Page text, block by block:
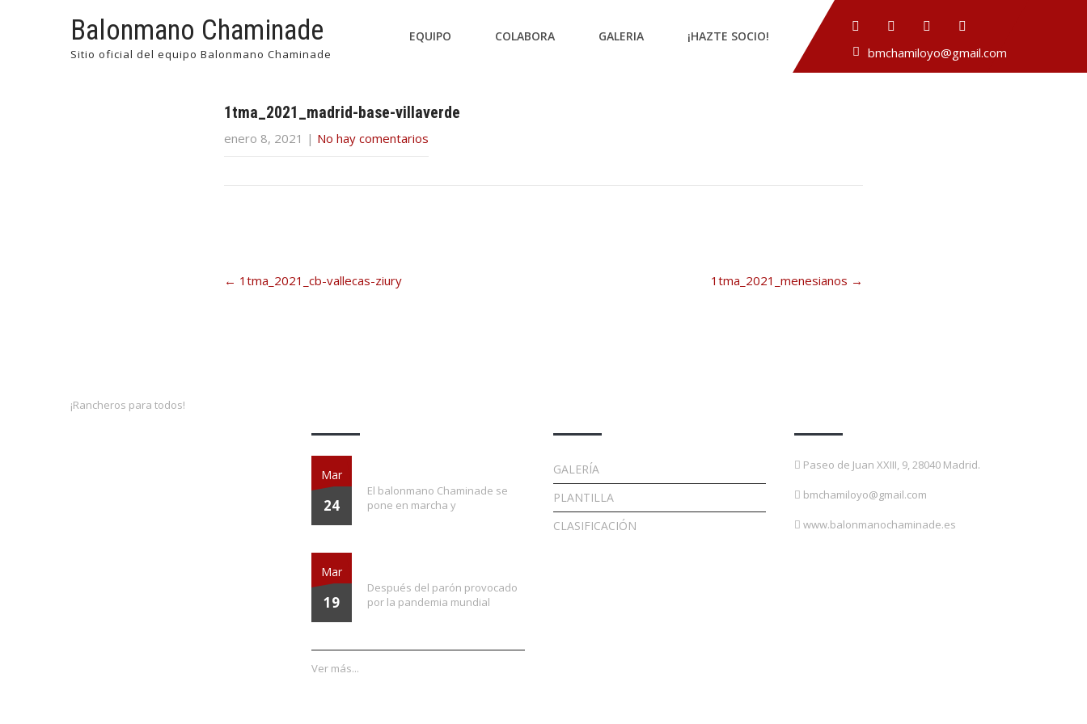
Balonmano Chaminade
Sitio oficial del equipo Balonmano Chaminade bmchamiloyo@gmail.com
EQUIPO COLABORA GALERIA ¡HAZTE SOCIO!
1tma_2021_madrid-base-villaverde
enero 8, 2021 | No hay comentarios
navigation
← 1tma_2021_cb-vallecas-ziury 1tma_2021_menesianos →
¡Rancheros para todos!
Mar
24
El balonmano Chaminade se
pone en marcha y
Mar
19
Después del parón provocado
por la pandemia mundial
Ver más...
GALERÍA
PLANTILLA
CLASIFICACIÓN
Paseo de Juan XXIII, 9, 28040 Madrid.
bmchamiloyo@gmail.com
www.balonmanochaminade.es